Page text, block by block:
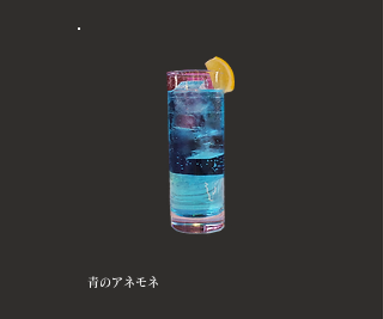
青のアネモネ